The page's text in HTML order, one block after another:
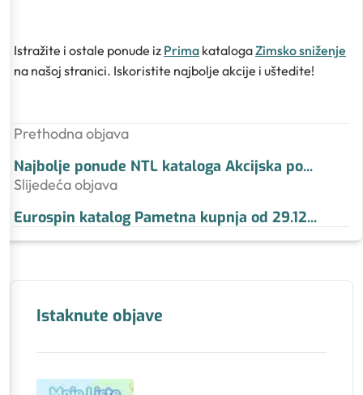
Istražite i ostale ponude iz Prima katalogaZimsko sniženje
na našoj stranici. Iskoristite najbolje akcije i uštedite!
Prethodna objava
Najbolje ponude NTL kataloga Akcijska po...
Slijedeća objava
Eurospin katalog Pametna kupnja od 29.12...
Istaknute objave